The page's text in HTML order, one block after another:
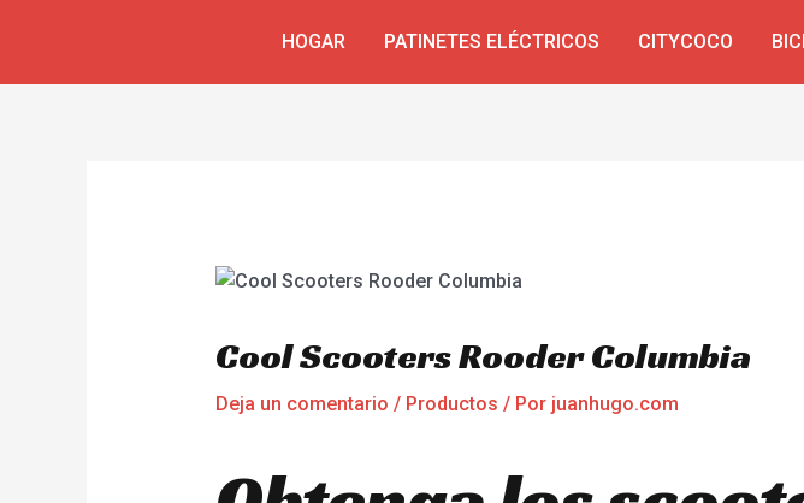
HOGAR PATINETES ELÉCTRICOS CITYCOCO
Cool Scooters Rooder Columbia
Deja un comentario / Productos / Por juanhugo.com